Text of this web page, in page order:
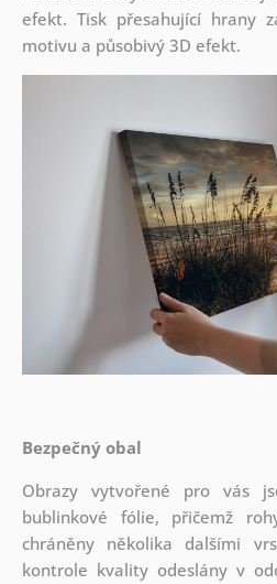
efekt. Tisk přesahující hrany
motivu a působivý 3D efekt.
Bezpečný obal
Obrazy vytvořené pro vás
bublinkové fólie, přičemž
chráněny několika dalšími
kontrole kvality odeslány v